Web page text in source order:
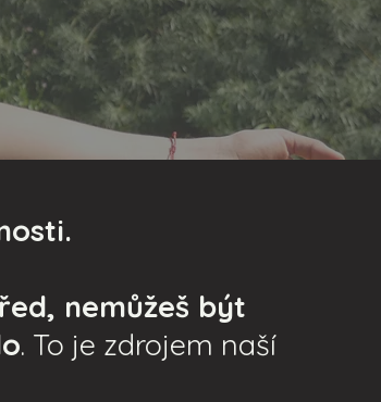
nemůžeš být
. To je zdrojem naší